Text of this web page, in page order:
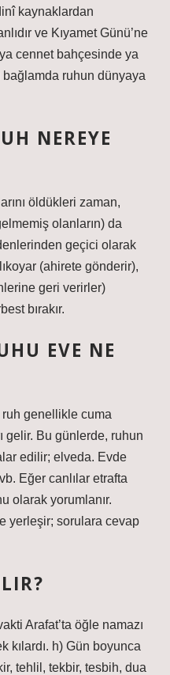
kaynaklardan
ve Kıyamet Günü’ne
ya cennet bahçesinde ya
ruhun dünyaya
NEREYE
öldükleri zaman,
olanların) da
geçici olarak
(ahirete gönderir),
geri verirler)
bırakır.
EVE NE
genellikle cuma
gelir. Bu günlerde, ruhun
edilir; elveda. Evde
Eğer canlılar etrafta
olarak yorumlanır.
yerleşir; sorulara cevap
Arafat’ta öğle namazı
kılardı. h) Gün boyunca
tehlil, tekbir, tesbih, dua